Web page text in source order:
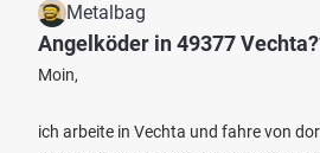
Metalbag
Angelköder in 49377
Moin,
ich arbeite in Vechta und fahre von